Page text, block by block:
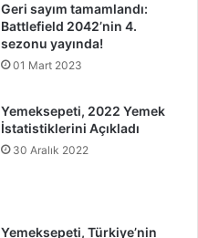
Geri sayım tamamlandı:
Battlefield 2042’nin 4.
sezonu yayında!
01 Mart 2023
Yemeksepeti, 2022 Yemek
İstatistiklerini Açıkladı
30 Aralık 2022
Yemeksepeti, Türkiye’nin